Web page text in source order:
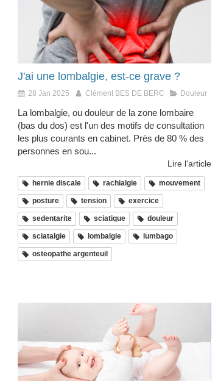
J'ai une lombalgie, est-ce grave ?
28 Jan 2025 Clément BES DE BERC Douleur
La lombalgie, ou douleur de la zone lombaire
(bas du dos) est l'un des motifs de consultation
les plus courants en cabinet. Près de 80 % des
personnes en sou...
Lire l'article
hernie discale rachialgie mouvement
posture tension exercice
sedentarite sciatique douleur
sciatalgie lombalgie lumbago
osteopathe argenteuil